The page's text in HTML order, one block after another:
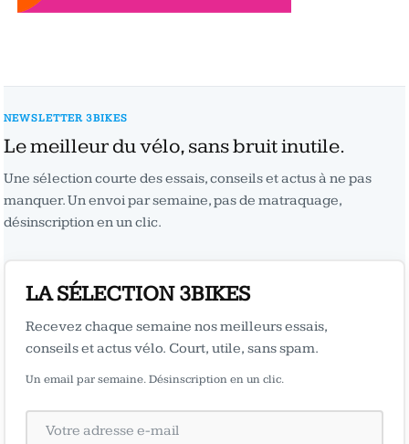
NEWSLETTER 3BIKES
Le meilleur du vélo, sans bruit inutile.
Une sélection courte des essais, conseils et actus à ne pas
manquer. Un envoi par semaine, pas de matraquage,
désinscription en un clic.
LA SÉLECTION 3BIKES
Recevez chaque semaine nos meilleurs essais,
conseils et actus vélo. Court, utile, sans spam.
Un email par semaine. Désinscription en un clic.